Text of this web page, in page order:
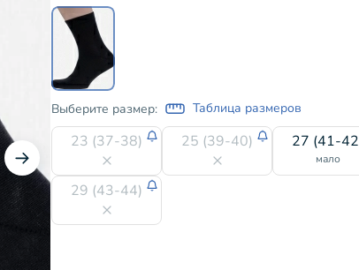
Выберите размер: Таблица размеров
23 (37-38) 25 (39-40) 27 (41-
мало
29 (43-44)